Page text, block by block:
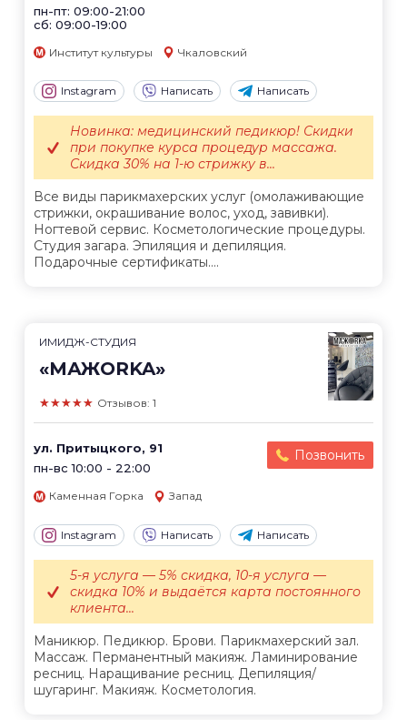
пн-пт: 09:00-21:00
сб: 09:00-19:00
Институт культуры Чкаловский
Instagram Написать Написать
Все виды парикмахерских услуг (омолаживающие
стрижки, окрашивание волос, уход, завивки).
Ногтевой сервис. Косметологические процедуры.
Студия загара. Эпиляция и депиляция.
Подарочные сертификаты....
Новинка: медицинский педикюр! Скидки
при покупке курса процедур массажа.
Скидка 30% на 1-ю стрижку в...
ИМИДЖ-СТУДИЯ
«МАЖОRKA»
★★★★★ Отзывов: 1
ул. Притыцкого, 91
пн-вс 10:00 - 22:00
Позвонить
Каменная Горка Запад
Instagram Написать Написать
Маникюр. Педикюр. Брови. Парикмахерский зал.
Массаж. Перманентный макияж. Ламинирование
ресниц. Наращивание ресниц. Депиляция/
шугаринг. Макияж. Косметология.
5-я услуга — 5% скидка, 10-я услуга —
скидка 10% и выдаётся карта постоянного
клиента...